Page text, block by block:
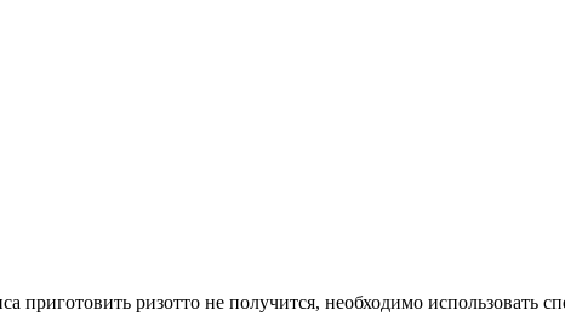
ризотто не получится, необходимо использовать